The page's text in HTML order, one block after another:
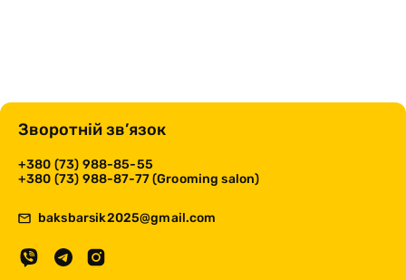
Зворотній зв’язок
+380 (73) 988-85-55
+380 (73) 988-87-77 (Grooming salon)
baksbarsik2025@gmail.com